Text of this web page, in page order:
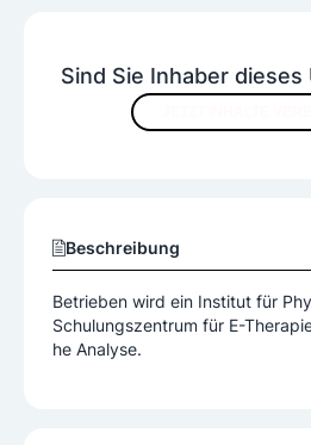
Sind Sie Inhaber
Beschreibung
Betrieben wird ein Institut für
Schulungszentrum für E-
he Analyse.